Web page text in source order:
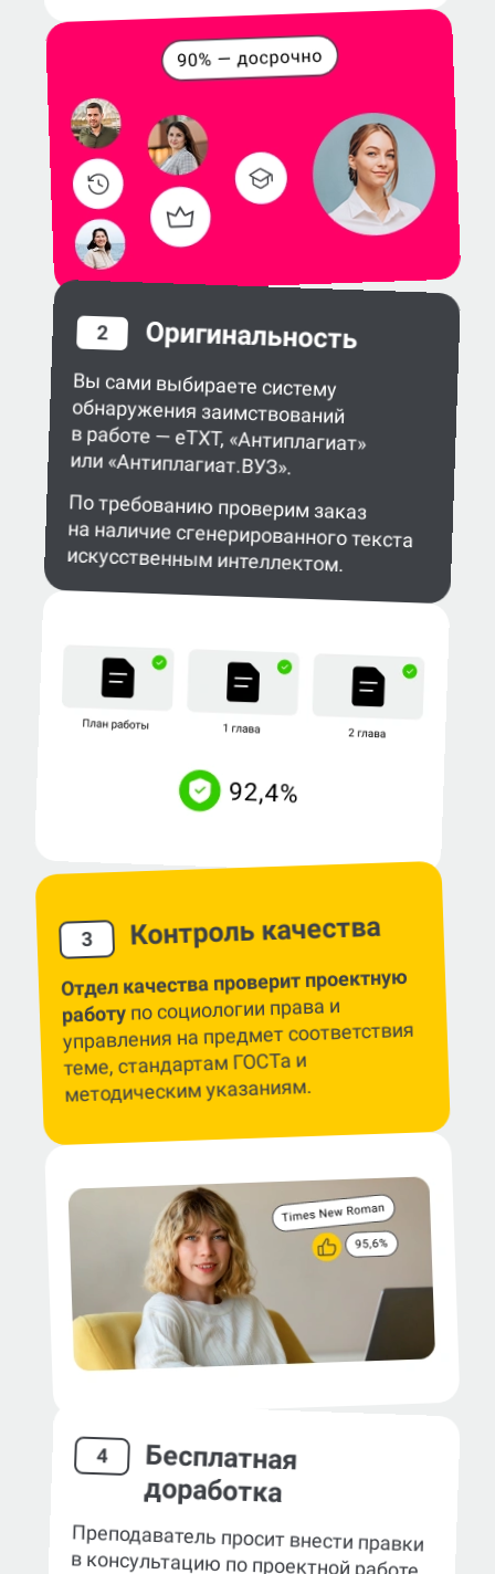
2 Оригинальность
Вы сами выбираете систему
обнаружения заимствований
в работе — eTXT, «Антиплагиат»
или «Антиплагиат.ВУЗ».
По требованию проверим заказ
на наличие сгенерированного текста
искусственным интеллектом.
3 Контроль качества
Отдел качества проверит проектную
работупо социологии права и
управления на предмет соответствия
теме, стандартам ГОСТа и
методическим указаниям.
4 Бесплатная
доработка
Преподаватель просит внести правки
в консультацию по проектной работе